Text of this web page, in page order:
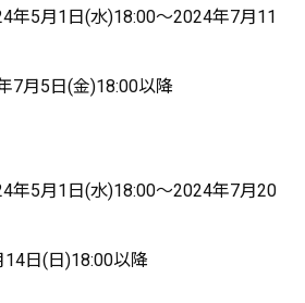
年5月1日(水)18:00〜2024年7月11
7月5日(金)18:00以降
年5月1日(水)18:00〜2024年7月20
日(日)18:00以降